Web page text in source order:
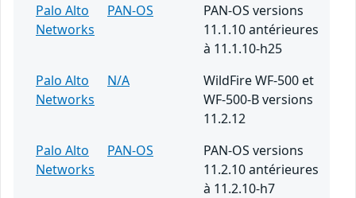
Palo Alto
Networks
PAN-OS
PAN-OS versions
11.1.10 antérieures
à 11.1.10-h25
Palo Alto
Networks
N/A
WildFire WF-500 et
WF-500-B versions
11.2.12
Palo Alto
Networks
PAN-OS
PAN-OS versions
11.2.10 antérieures
à 11.2.10-h7